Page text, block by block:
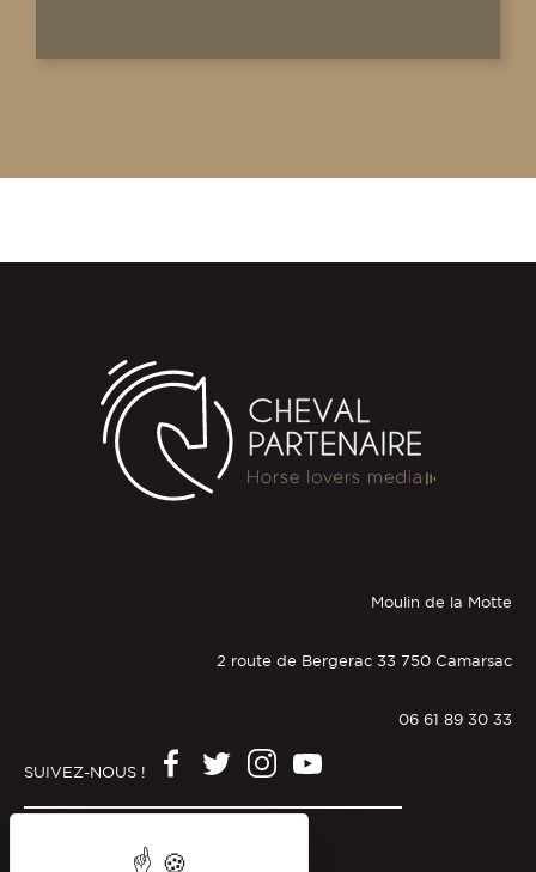
Moulin de la Motte
2 route de Bergerac 33 750 Camarsac
06 61 89 30 33
SUIVEZ-NOUS !